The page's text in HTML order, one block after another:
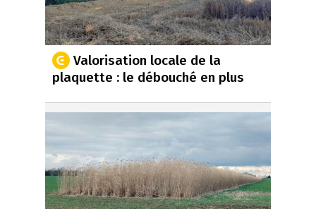
Valorisation locale de la
plaquette : le débouché en plus